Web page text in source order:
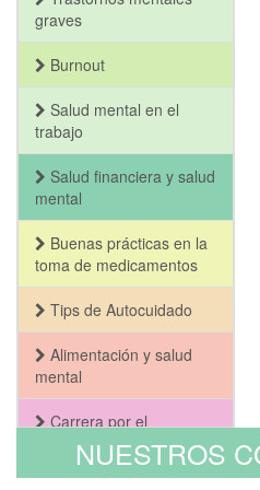
graves
Burnout
Salud mental en el
trabajo
Salud financiera y salud
mental
Buenas prácticas en la
toma de medicamentos
Tips de Autocuidado
Alimentación y salud
mental
Carrera por el
Bienestar y la Salud
MentalNUESTROS